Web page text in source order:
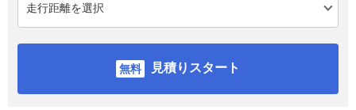
見積りスタート